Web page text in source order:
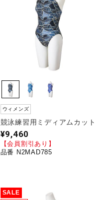
ウィメンズ
競泳練習用ミディアムカット
¥9,460
【会員割引あり】
品番 N2MAD785
SALE